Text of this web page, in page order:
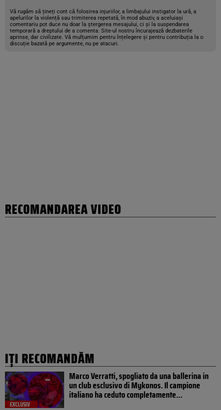
Vă rugăm să țineți cont că folosirea injuriilor, a limbajului instigator la ură, a
apelurilor la violență sau trimiterea repetată, în mod abuziv, a aceluiași
comentariu pot duce nu doar la ștergerea mesajului, ci și la suspendarea
temporară a dreptului de a comenta. Site-ul nostru încurajează dezbaterile
aprinse, dar civilizate. Vă mulțumim pentru înțelegere și pentru contribuția la o
discuție bazată pe argumente, nu pe atacuri.
RECOMANDAREA VIDEO
IȚI RECOMANDĂM
EXCLUSIV
Marco Verratti, spogliato da una ballerina in
un club esclusivo di Mykonos. Il campione
italiano ha ceduto completamente…